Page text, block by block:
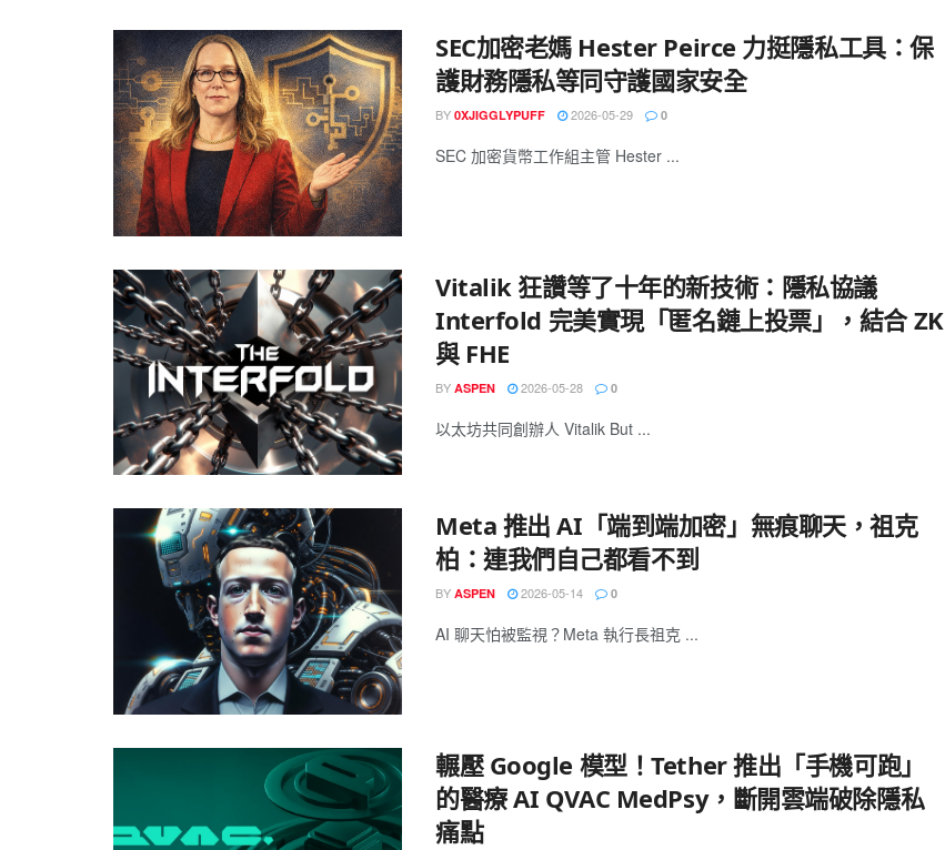
SEC加密老媽 Hester Peirce 力挺隱私工具：保
護財務隱私等同守護國家安全
BY 0XJIGGLYPUFF 2026-05-29 0
SEC 加密貨幣工作組主管 Hester ...
Vitalik 狂讚等了十年的新技術：隱私協議
Interfold 完美實現「匿名鏈上投票」，結合 ZK
與 FHE
BY ASPEN 2026-05-28 0
以太坊共同創辦人 Vitalik But ...
Meta 推出 AI「端到端加密」無痕聊天，祖克
柏：連我們自己都看不到
BY ASPEN 2026-05-14 0
AI 聊天怕被監視？Meta 執行長祖克 ...
輾壓 Google 模型！Tether 推出「手機可跑」
的醫療 AI QVAC MedPsy，斷開雲端破除隱私
痛點